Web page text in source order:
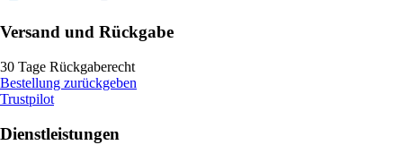
Versand und Rückgabe
30 Tage Rückgaberecht
Bestellung zurückgeben
Trustpilot
Dienstleistungen